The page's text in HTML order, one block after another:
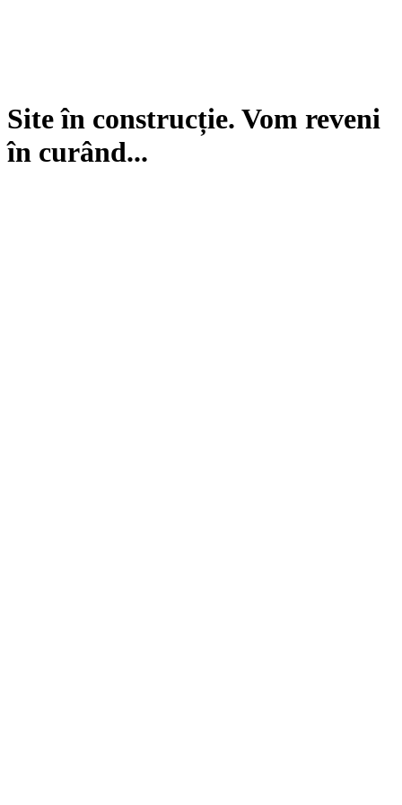
Site în construcție. Vom reveni
în curând...